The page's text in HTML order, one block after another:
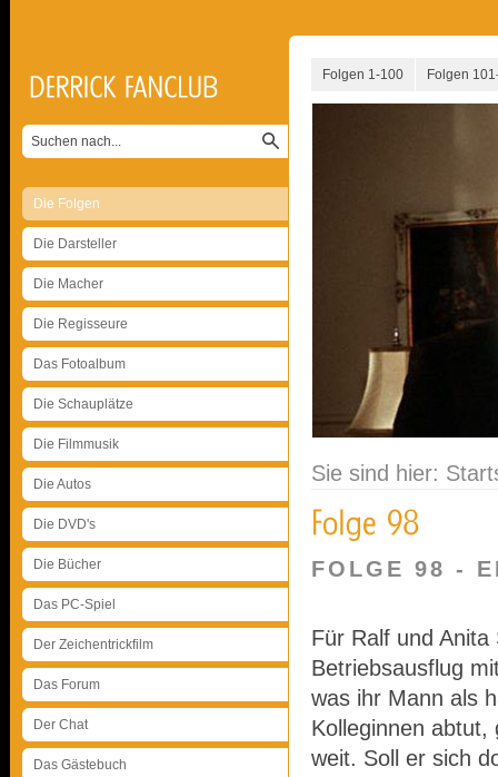
Die Folgen
Die Darsteller
Die Macher
Die Regisseure
Das Fotoalbum
Die Schauplätze
Die Filmmusik
Die Autos
Die DVD's
Die Bücher
Das PC-Spiel
Der Zeichentrickfilm
Das Forum
Der Chat
Das Gästebuch
Folgen 1-100 Folgen
Sie sind hier:
FOLGE 98 -
Für Ralf und
Betriebsausflug
was ihr Mann als
Kolleginnen
weit. Soll er sich